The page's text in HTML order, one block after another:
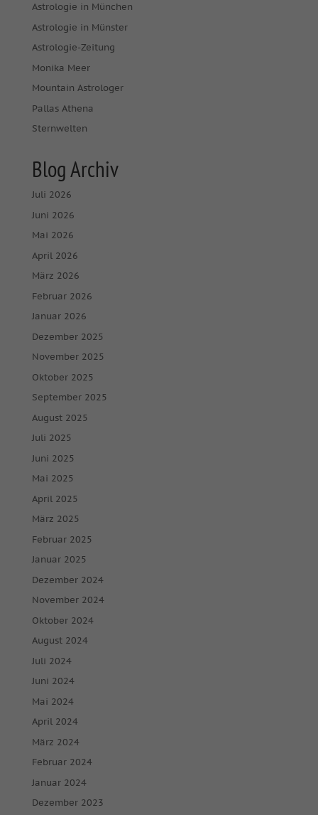
Astrologie in München
Astrologie in Münster
Astrologie-Zeitung
Monika Meer
Mountain Astrologer
Pallas Athena
Sternwelten
Blog Archiv
Juli 2026
Juni 2026
Mai 2026
April 2026
März 2026
Februar 2026
Januar 2026
Dezember 2025
November 2025
Oktober 2025
September 2025
August 2025
Juli 2025
Juni 2025
Mai 2025
April 2025
März 2025
Februar 2025
Januar 2025
Dezember 2024
November 2024
Oktober 2024
August 2024
Juli 2024
Juni 2024
Mai 2024
April 2024
März 2024
Februar 2024
Januar 2024
Dezember 2023